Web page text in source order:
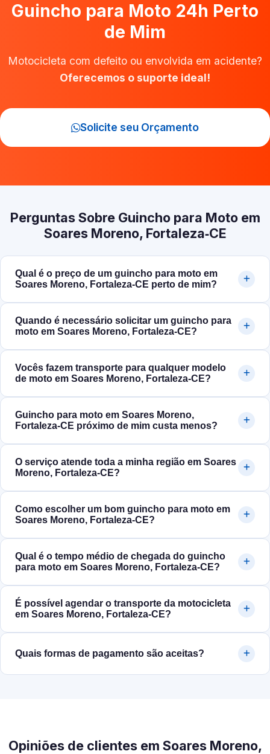
Guincho para Moto 24h Perto
de Mim
Motocicleta com defeito ou envolvida em acidente?
Oferecemos o suporte ideal!
Solicite seu Orçamento
Perguntas Sobre Guincho para Moto em
Soares Moreno, Fortaleza‑CE
Qual é o preço de um guincho para moto em
Soares Moreno, Fortaleza‑CE perto de mim?
Quando é necessário solicitar um guincho para
moto em Soares Moreno, Fortaleza‑CE?
Vocês fazem transporte para qualquer modelo
de moto em Soares Moreno, Fortaleza‑CE?
Guincho para moto em Soares Moreno,
Fortaleza‑CE próximo de mim custa menos?
O serviço atende toda a minha região em Soares
Moreno, Fortaleza‑CE?
Como escolher um bom guincho para moto em
Soares Moreno, Fortaleza‑CE?
Qual é o tempo médio de chegada do guincho
para moto em Soares Moreno, Fortaleza‑CE?
É possível agendar o transporte da motocicleta
em Soares Moreno, Fortaleza‑CE?
Quais formas de pagamento são aceitas?
Opiniões de clientes em Soares Moreno,